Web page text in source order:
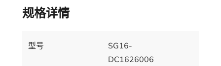
规格详情
型号
SG16-
DC1626006